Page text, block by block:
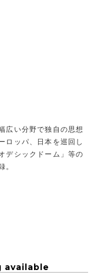
広い分野で独自の思想
ロッパ、日本を巡回し
デシックドーム」等の
。
available